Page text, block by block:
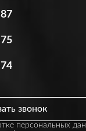
персональных
звонок